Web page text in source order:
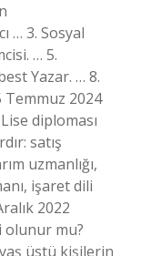
… 3. Sosyal
… 5.
Yazar. … 8.
Temmuz 2024
diploması
satış
uzmanlığı,
işaret dili
2022
olunur mu?
üstü kişilerin